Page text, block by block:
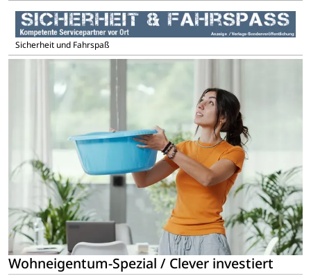
Sicherheit und Fahrspaß
Wohneigentum-Spezial / Clever investiert